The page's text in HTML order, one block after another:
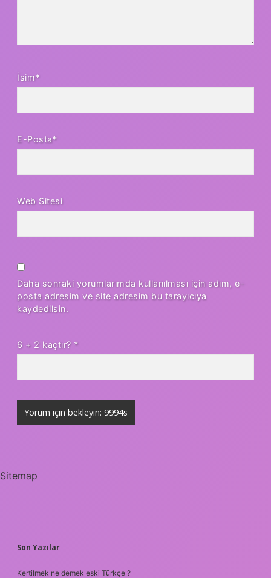
İsim*
E-Posta*
Web Sitesi
Daha sonraki yorumlarımda kullanılması için adım, e-
posta adresim ve site adresim bu tarayıcıya
kaydedilsin.
6 + 2 kaçtır? *
Sitemap
SIDEBAR
Son Yazılar
Kertilmek ne demek eski Türkçe ?